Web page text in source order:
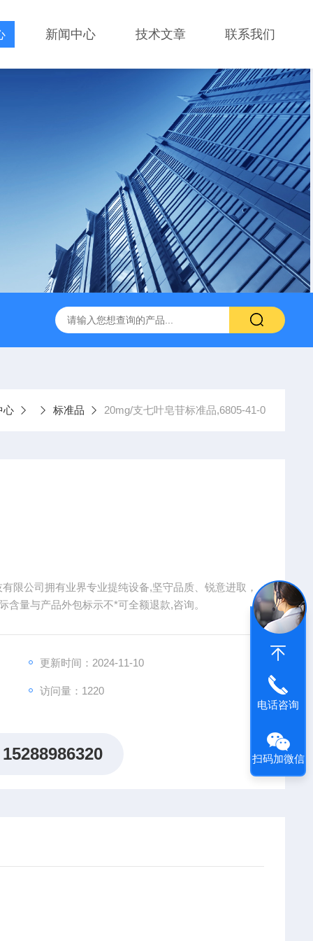
新闻中心 技术文章 联系我们
试剂盒,免费代测
心 标准品 20mg/支七叶皂苷标准品,6805-41-0
限公司拥有业界专业提纯设备,坚守品质、锐意进取，
量与产品外包标示不*可全额退款,咨询。
更新时间：2024-11-10
访问量：1220
15288986320
电话咨询
扫码加微信